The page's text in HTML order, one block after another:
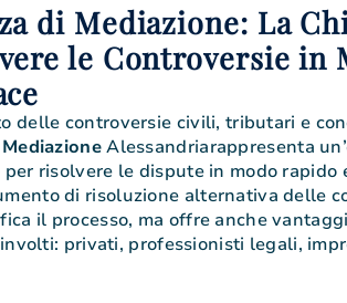
di Mediazione: La
le Controversie in
delle controversie civili, tributari e
MediazioneAlessandriarappresenta
risolvere le dispute in modo rapido
di risoluzione alternativa delle
il processo, ma offre anche
privati, professionisti legali,